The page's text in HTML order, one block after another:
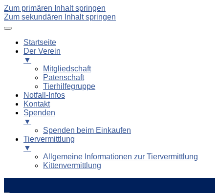
Zum primären Inhalt springen
Zum sekundären Inhalt springen
Startseite
Der Verein
▼
Mitgliedschaft
Patenschaft
Tierhilfegruppe
Notfall-Infos
Kontakt
Spenden
▼
Spenden beim Einkaufen
Tiervermittlung
▼
Allgemeine Informationen zur Tiervermittlung
Kittenvermittlung